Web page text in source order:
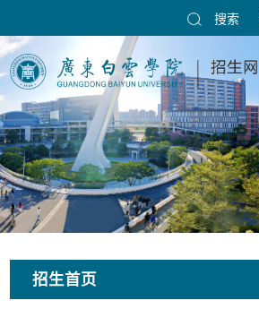
搜索
招生首页